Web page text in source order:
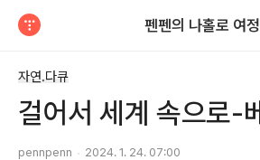
펜펜의 나홀로 여정
자연.다큐
걸어서 세계 속으로-
pennpenn 2024. 1. 24. 07:00